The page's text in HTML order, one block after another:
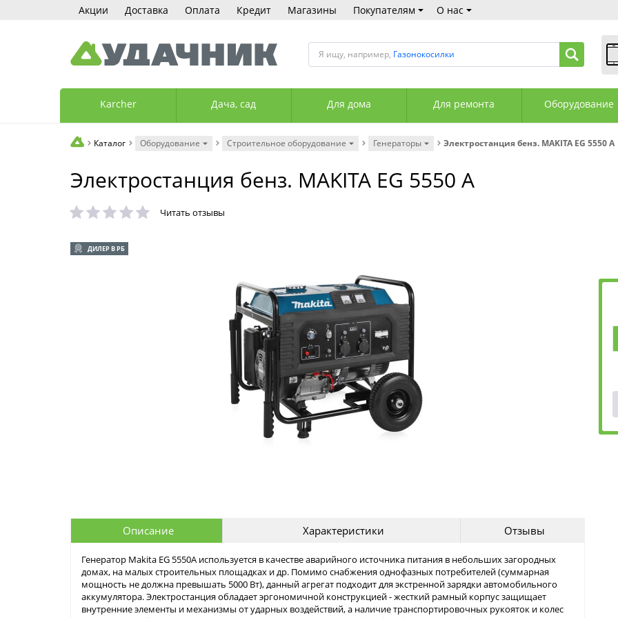
Акции Доставка Оплата Кредит Магазины Покупателям О нас
Я ищу, например, Газонокосилки
Karcher Дача, сад Для дома Для ремонта Оборудование
Каталог Оборудование Строительное оборудование Генераторы Электростанция бенз. MAKITA EG 5550 A
Электростанция бенз. MAKITA EG 5550 A
Читать отзывы
ДИЛЕР В РБ
Описание Характеристики Отзывы
Генератор Makita EG 5550A используется в качестве аварийного источника питания в небольших загородных
домах, на малых строительных площадках и др. Помимо снабжения однофазных потребителей (суммарная
мощность не должна превышать 5000 Вт), данный агрегат подходит для экстренной зарядки автомобильного
аккумулятора. Электростанция обладает эргономичной конструкцией - жесткий рамный корпус защищает
внутренние элементы и механизмы от ударных воздействий, а наличие транспортировочных рукояток и колес